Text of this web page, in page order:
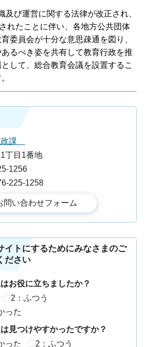
及び運営に関する法律が改正され、
れたことに伴い、各地方公共団体
委員会が十分な意思疎通を図り、
るべき姿を共有して教育行政を推
して、総合教育会議を設置するこ
政課
丁目1番地
1256
225-1258
イトにするためにみなさまのご
ださい
お役に立ちましたか？
2：ふつう
った
見つけやすかったですか？
った
2：ふつう